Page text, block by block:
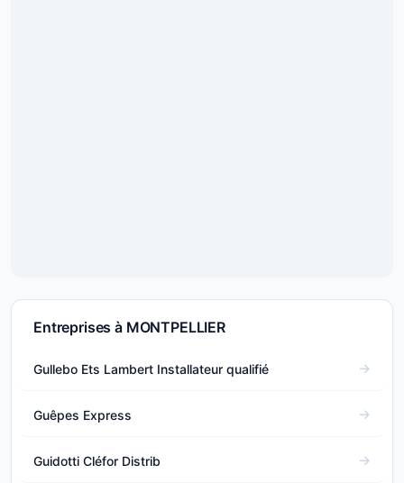
Entreprises à MONTPELLIER
Gullebo Ets Lambert Installateur qualifié
Guêpes Express
Guidotti Cléfor Distrib